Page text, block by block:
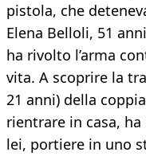
pistola, che
Elena Belloli, 51
ha rivolto l’arma
vita. A scoprire la
21 anni) della
rientrare in casa,
lei, portiere in uno